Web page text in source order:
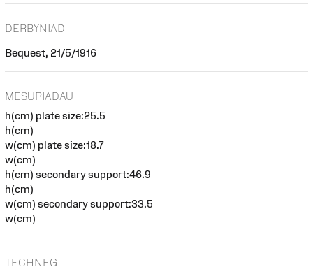
DERBYNIAD
Bequest, 21/5/1916
MESURIADAU
h(cm) plate size:25.5
h(cm)
w(cm) plate size:18.7
w(cm)
h(cm) secondary support:46.9
h(cm)
w(cm) secondary support:33.5
w(cm)
TECHNEG